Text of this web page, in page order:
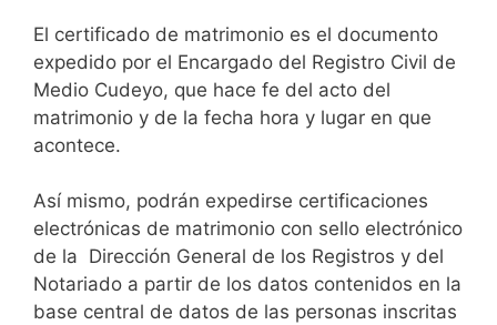
El certificado de matrimonio es el documento
expedido por el Encargado del Registro Civil de
Medio Cudeyo, que hace fe del acto del
matrimonio y de la fecha hora y lugar en que
acontece.
Así mismo, podrán expedirse certificaciones
electrónicas de matrimonio con sello electrónico
de la Dirección General de los Registros y del
Notariado a partir de los datos contenidos en la
base central de datos de las personas inscritas